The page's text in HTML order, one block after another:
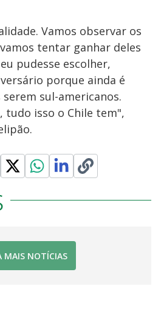
Vamos observar os
tentar ganhar deles
pudesse escolher,
porque ainda é
sul-americanos.
tudo isso o Chile tem",
MAIS NOTÍCIAS